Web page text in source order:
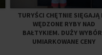
TURYŚCI CHĘTNIE SIĘGAJĄ
WĘDZONE RYBY NAD
BAŁTYKIEM. DUŻY
UMIARKOWANE CENY